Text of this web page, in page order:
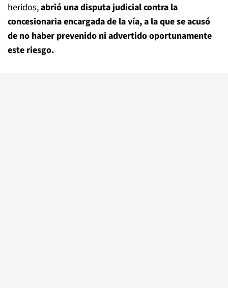
heridos,abrió una disputa judicial contra la
concesionaria encargada de la vía, a la que se acusó
de no haber prevenido ni advertido oportunamente
este riesgo.